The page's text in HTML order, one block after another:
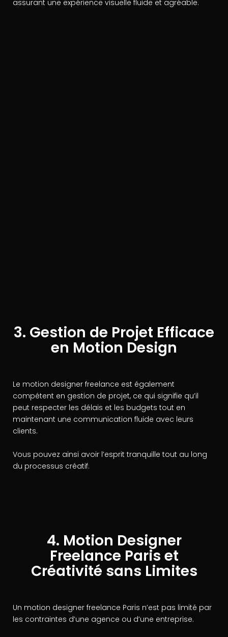
assurant une expérience visuelle fluide et agréable.
3. Gestion de Projet Efficace
en Motion Design
Le motion designer freelance est également
compétent en gestion de projet, ce qui signifie qu’il
peut respecter les délais et les budgets tout en
maintenant une communication fluide avec leurs
clients.
Vous pouvez ainsi avoir l’esprit tranquille tout au long
du processus créatif.
4. Motion Designer
Freelance Paris et
Créativité sans Limites
Un motion designer freelance Paris n’est pas limité par
les contraintes d’une agence ou d’une entreprise.